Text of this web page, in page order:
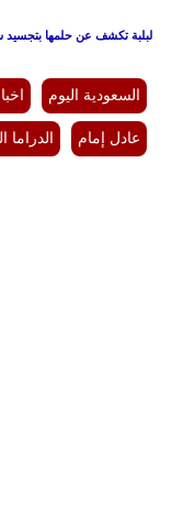
لبلبة تكشف عن حلمها بتجسيد
السعودية اليوم
عادل إمام الدراما